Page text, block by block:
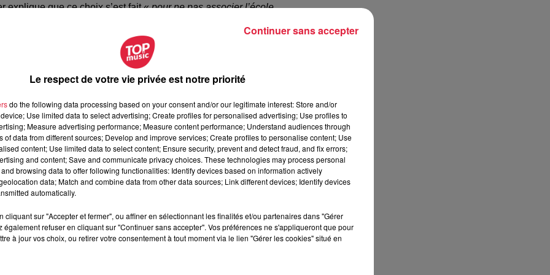
explique que ce choix s’est fait «pour ne pas associer l’école
l’école et pour ne pas déresponsabiliser les parents.
en dehors des établissements, avec le
de harcèlement à l’école.»
s’est faite
existantes dans d’autres collectivités.«Quand il y des
par l’éducation nationale. Dans notre plan, on a prévu une
et des psychologues vont être recrutés pour les
de l’école et des familles», explique encore la conseillère
le programme pHARe et le travail du gouvernement sur le sujet.
plutôt un complément quand la situation est compliquée
à l’intérieur d’un établissement scolaire.» Sur l’année
à être gérés par les établissements de l’académieet ont
Le respect de votre vie privée est notre priorité
do the following data processing based on your consent and/or our legitimate interest: Store and/or
Use limited data to select advertising; Create profiles for personalised advertising; Use profiles to
Measure advertising performance; Measure content performance; Understand audiences through
of data from different sources; Develop and improve services; Create profiles to personalise content; Use
content; Use limited data to select content; Ensure security, prevent and detect fraud, and fix errors;
and content; Save and communicate privacy choices. These technologies may process personal
browsing data to offer following functionalities: Identify devices based on information actively
data; Match and combine data from other data sources; Link different devices; Identify devices
automatically.
cliquant sur "Accepter et fermer", ou affiner en sélectionnant les finalités et/ou partenaires dans "Gérer
également refuser en cliquant sur "Continuer sans accepter". Vos préférences ne s'appliqueront que pour
à jour vos choix, ou retirer votre consentement à tout moment via le lien "Gérer les cookies" situé en
Continuer sans accepter